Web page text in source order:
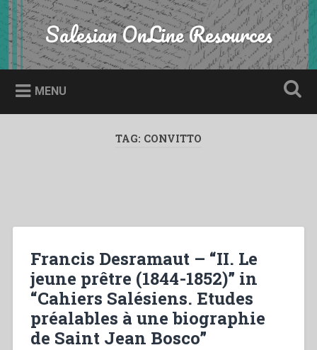
Skip
to
content
Search Salesian OnLine Resources
MENU
TAG: CONVITTO
Francis Desramaut – “II. Le
jeune prêtre (1844-1852)” in
“Cahiers Salésiens. Etudes
préalables à une biographie
de Saint Jean Bosco”